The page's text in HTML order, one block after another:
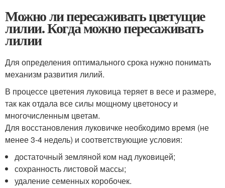
Можно ли пересаживать цветущие
лилии. Когда можно пересаживать
лилии
Для определения оптимального срока нужно понимать
механизм развития лилий.
В процессе цветения луковица теряет в весе и размере,
так как отдала все силы мощному цветоносу и
многочисленным цветам.
Для восстановления луковичке необходимо время (не
менее 3-4 недель) и соответствующие условия:
достаточный земляной ком над луковицей;
сохранность листовой массы;
удаление семенных коробочек.